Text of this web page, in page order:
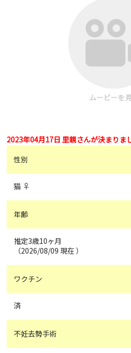
ムービーを
2023年04月17日 里親さんが決まりま
性別
猫 ♀
年齢
推定3歳10ヶ月
（2026/08/09 現在 ）
ワクチン
済
不妊去勢手術